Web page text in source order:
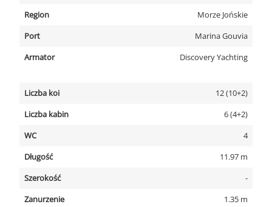
Region
Morze Jońskie
Port
Marina Gouvia
Armator
Discovery Yachting
Liczba koi
12 (10+2)
Liczba kabin
6 (4+2)
WC
4
Długość
11.97 m
Szerokość
-
Zanurzenie
1.35 m